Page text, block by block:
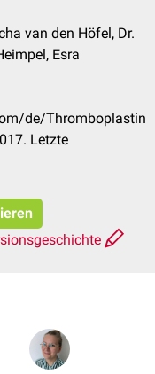
van den Höfel, Dr.
Esra
de/Thromboplastin
Letzte